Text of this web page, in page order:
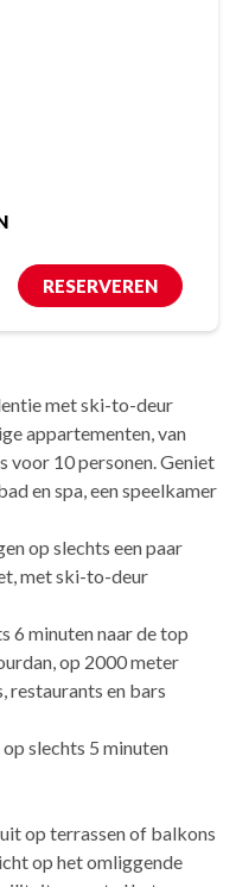
RESERVEREN
met ski-to-deur
appartementen, van
voor 10 personen. Geniet
en spa, een speelkamer
op slechts een paar
met ski-to-deur
6 minuten naar de top
op 2000 meter
restaurants en bars
slechts 5 minuten
op terrassen of balkons
op het omliggende